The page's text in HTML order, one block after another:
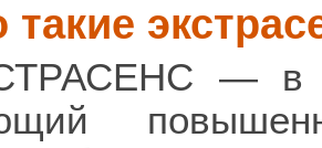
такие
— в